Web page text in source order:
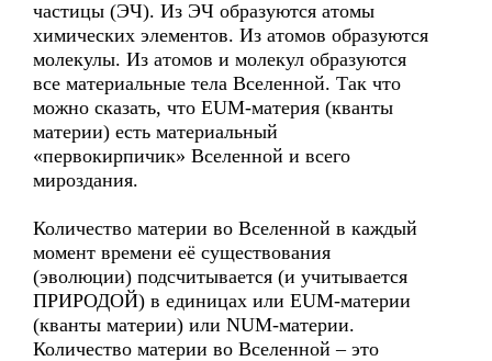
частицы (ЭЧ). Из ЭЧ образуются атомы
химических элементов. Из атомов образуются
молекулы. Из атомов и молекул образуются
все материальные тела Вселенной. Так что
можно сказать, что EUM-материя (кванты
материи) есть материальный
«первокирпичик» Вселенной и всего
мироздания.
Количество материи во Вселенной в каждый
момент времени её существования
(эволюции) подсчитывается (и учитывается
ПРИРОДОЙ) в единицах или EUM-материи
(кванты материи) или NUM-материи.
Количество материи во Вселенной – это